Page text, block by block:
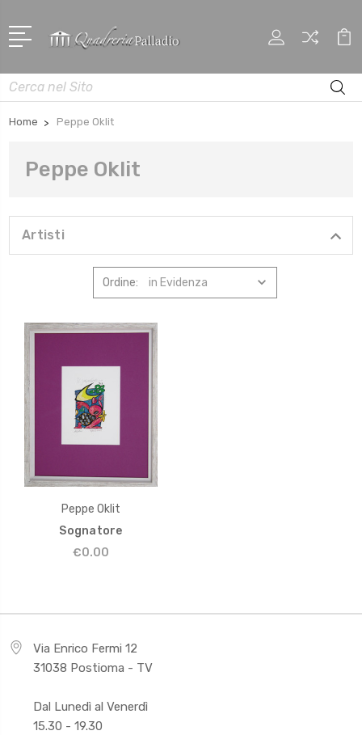
Cerca
Home Peppe Oklit
Peppe Oklit
Artisti
Ordine:
Peppe Oklit
Sognatore
€0.00
Via Enrico Fermi 12
31038 Postioma - TV
Dal Lunedì al Venerdì
15.30 - 19.30